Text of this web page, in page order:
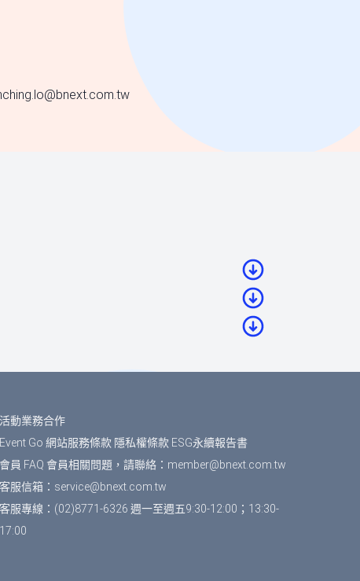
入會員資料」按鈕，將可帶入剛剛填寫
如匯款金額與訂單金額不符，將無法付
活動業務合作
Event Go 網站服務條款 隱私權條款 ESG永續報告書
會員 FAQ 會員相關問題，請聯絡： member@bnext.com.tw
客服信箱： service@bnext.com.tw
客服專線：(02)8771-6326 週一至週五9:30-12:00；13:30-
17:00